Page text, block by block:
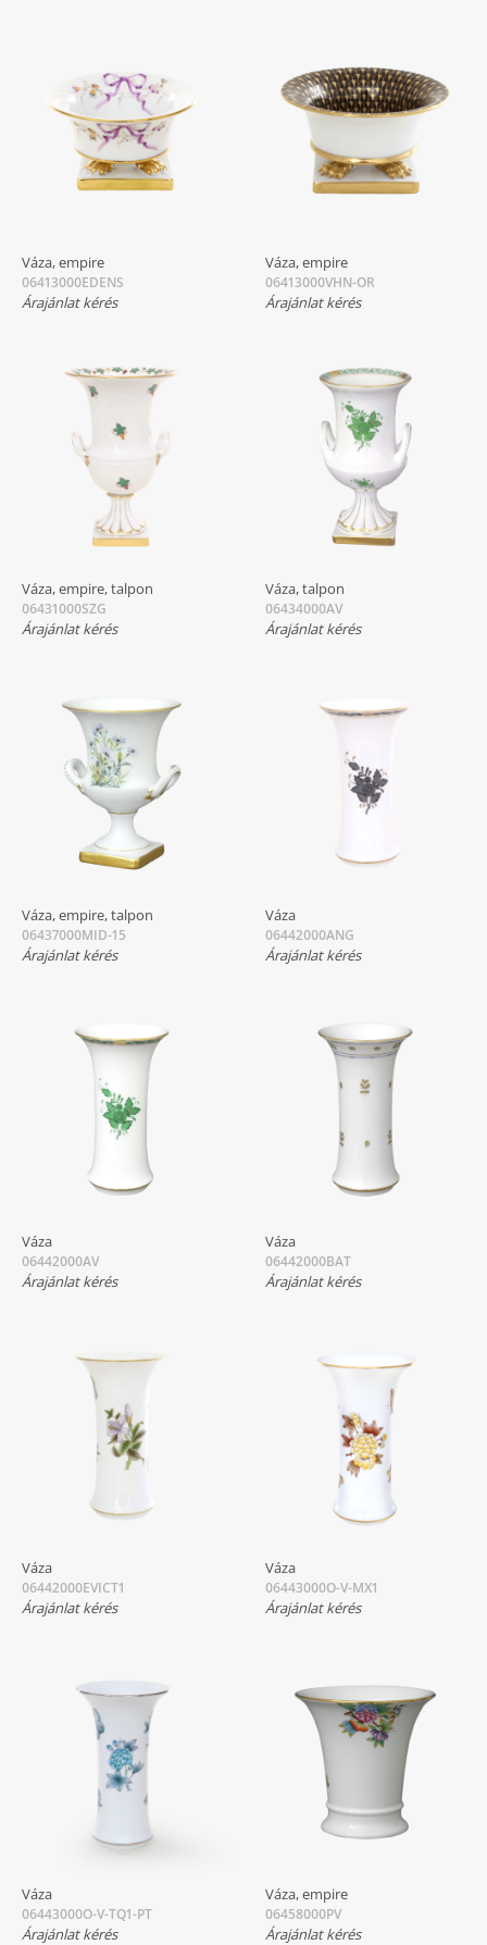
Váza, empire
06413000EDENS
Árajánlat kérés
Váza, empire
06413000VHN-OR
Árajánlat kérés
Váza, empire, talpon
06431000SZG
Árajánlat kérés
Váza, talpon
06434000AV
Árajánlat kérés
Váza, empire, talpon
06437000MID-15
Árajánlat kérés
Váza
06442000ANG
Árajánlat kérés
Váza
06442000AV
Árajánlat kérés
Váza
06442000BAT
Árajánlat kérés
Váza
06442000EVICT1
Árajánlat kérés
Váza
06443000O-V-MX1
Árajánlat kérés
Váza
06443000O-V-TQ1-PT
Árajánlat kérés
Váza, empire
06458000PV
Árajánlat kérés